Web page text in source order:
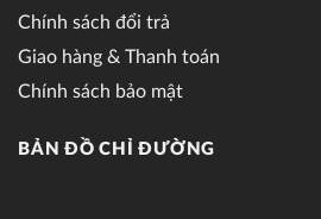
Chính sách đổi trả
Giao hàng & Thanh toán
Chính sách bảo mật
BẢN ĐỒ CHỈ ĐƯỜNG